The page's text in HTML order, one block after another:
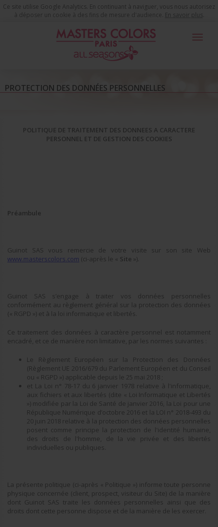
Ce site utilise Google Analytics. En continuant à naviguer, vous nous autorisez
à déposer un cookie à des fins de mesure d'audience. En savoir plus
Toggle
Protection des données personnelles
PROTECTION DES DONNÉES PERSONNELLES
POLITIQUE DE TRAITEMENT DES DONNEES A CARACTERE
PERSONNEL ET DE GESTION DES COOKIES
Préambule
Guinot SAS vous remercie de votre visite sur son site Web
www.masterscolors.com (ci-après le « Site »).
Guinot SAS s’engage à traiter vos données personnelles
conformément au règlement général sur la protection des données
(« RGPD ») et à la loi informatique et libertés.
Ce traitement des données à caractère personnel est notamment
encadré, et ce de manière non limitative, par les normes suivantes :
Le Règlement Européen sur la Protection des Données
(Règlement UE 2016/679 du Parlement Européen et du Conseil
ou « RGPD ») applicable depuis le 25 mai 2018 ;
et La Loi n° 78-17 du 6 janvier 1978 relative à l'informatique,
aux fichiers et aux libertés (dite « Loi Informatique et Libertés
») modifiée par la Loi de Santé de janvier 2016, la Loi pour une
République Numérique d’octobre 2016 et la LOI n° 2018-493 du
20 juin 2018 relative à la protection des données personnelles
posent comme principe la protection de l'identité humaine,
des droits de l'homme, de la vie privée et des libertés
individuelles ou publiques.
La présente politique (ci-après « Politique ») informe toute personne
physique concernée (client, prospect, visiteur du Site) de la manière
dont Guinot SAS traite les données personnelles ainsi que des
droits dont cette personne dispose et de la manière de les exercer.